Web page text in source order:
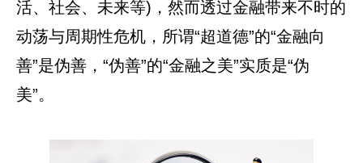
活、社会、未来等)，然而透过金融带来不时的
动荡与周期性危机，所谓“超道德”的“金融向
善”是伪善，“伪善”的“金融之美”实质是“伪
美”。